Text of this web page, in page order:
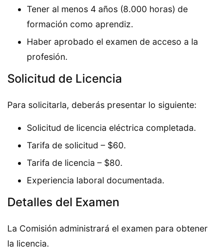
Tener al menos 4 años (8.000 horas) de
formación como aprendiz.
Haber aprobado el examen de acceso a la
profesión.
Solicitud de Licencia
Para solicitarla, deberás presentar lo siguiente:
Solicitud de licencia eléctrica completada.
Tarifa de solicitud – $60.
Tarifa de licencia – $80.
Experiencia laboral documentada.
Detalles del Examen
La Comisión administrará el examen para obtener
la licencia.